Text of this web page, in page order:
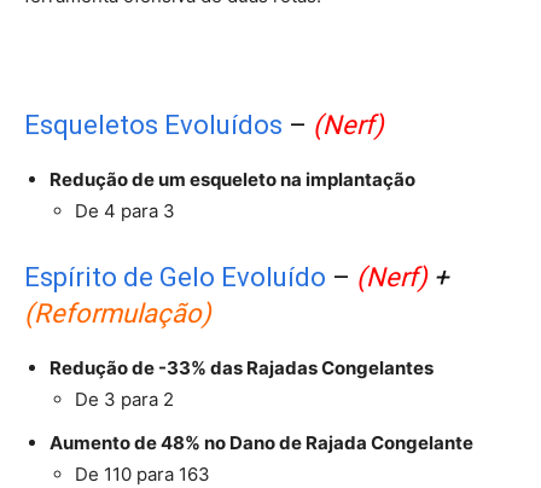
Esqueletos Evoluídos – (Nerf)
Redução de um esqueleto na implantação
De 4 para 3
Espírito de Gelo Evoluído – (Nerf)+
(Reformulação)
Redução de -33% das Rajadas Congelantes
De 3 para 2
Aumento de 48% no Dano de Rajada Congelante
De 110 para 163